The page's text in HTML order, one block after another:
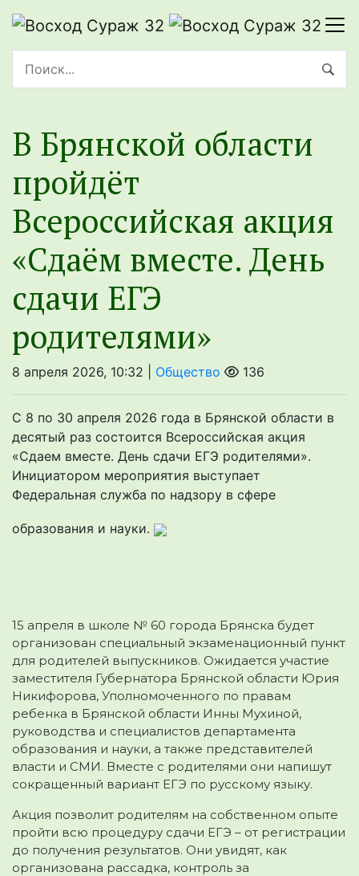
В Брянской области
пройдёт
Всероссийская акция
«Сдаём вместе. День
сдачи ЕГЭ
родителями»
8 апреля 2026, 10:32 | Общество 136
С 8 по 30 апреля 2026 года в Брянской области в
десятый раз состоится Всероссийская акция
«Сдаем вместе. День сдачи ЕГЭ родителями».
Инициатором мероприятия выступает
Федеральная служба по надзору в сфере
образования и науки.
15 апреля в школе № 60 города Брянска будет
организован специальный экзаменационный пункт
для родителей выпускников. Ожидается участие
заместителя Губернатора Брянской области Юрия
Никифорова, Уполномоченного по правам
ребенка в Брянской области Инны Мухиной,
руководства и специалистов департамента
образования и науки, а также представителей
власти и СМИ. Вместе с родителями они напишут
сокращенный вариант ЕГЭ по русскому языку.
Акция позволит родителям на собственном опыте
пройти всю процедуру сдачи ЕГЭ – от регистрации
до получения результатов. Они увидят, как
организована рассадка, контроль за